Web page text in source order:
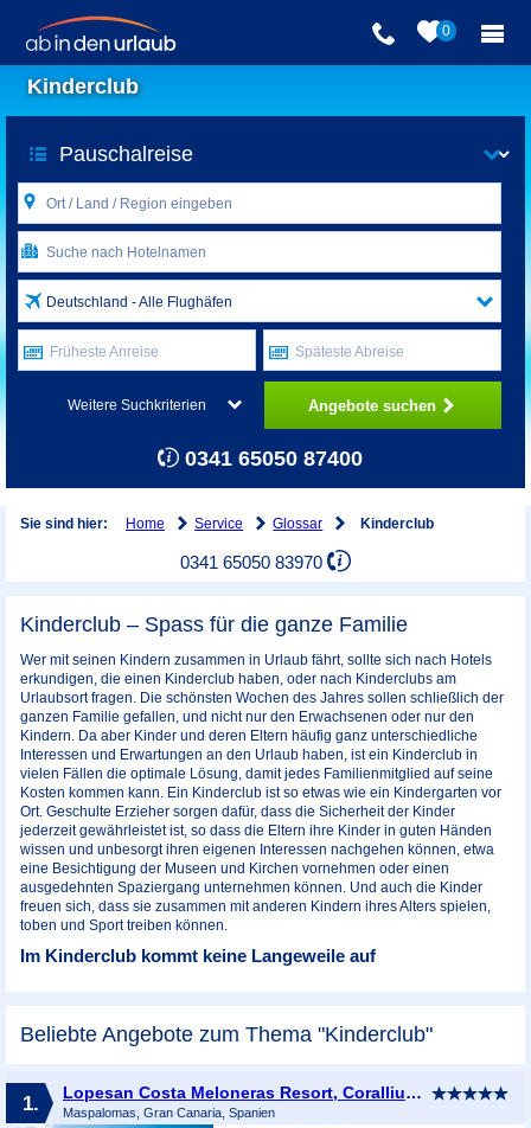
0
Kinderclub
Deutschland - Alle Flughäfen
Früheste Anreise Späteste Abreise
Weitere Suchkriterien Angebote suchen
0341 65050 87400
Sie sind hier: Home Service Glossar Kinderclub
0341 65050 83970
Kinderclub – Spass für die ganze Familie
Wer mit seinen Kindern zusammen in Urlaub fährt, sollte sich nach Hotels
erkundigen, die einen Kinderclub haben, oder nach Kinderclubs am
Urlaubsort fragen. Die schönsten Wochen des Jahres sollen schließlich der
ganzen Familie gefallen, und nicht nur den Erwachsenen oder nur den
Kindern. Da aber Kinder und deren Eltern häufig ganz unterschiedliche
Interessen und Erwartungen an den Urlaub haben, ist ein Kinderclub in
vielen Fällen die optimale Lösung, damit jedes Familienmitglied auf seine
Kosten kommen kann. Ein Kinderclub ist so etwas wie ein Kindergarten vor
Ort. Geschulte Erzieher sorgen dafür, dass die Sicherheit der Kinder
jederzeit gewährleistet ist, so dass die Eltern ihre Kinder in guten Händen
wissen und unbesorgt ihren eigenen Interessen nachgehen können, etwa
eine Besichtigung der Museen und Kirchen vornehmen oder einen
ausgedehnten Spaziergang unternehmen können. Und auch die Kinder
freuen sich, dass sie zusammen mit anderen Kindern ihres Alters spielen,
toben und Sport treiben können.
Im Kinderclub kommt keine Langeweile auf
Beliebte Angebote zum Thema "Kinderclub"
1. Lopesan Costa Meloneras Resort, Corallium Spa & Casino
Maspalomas, Gran Canaria, Spanien